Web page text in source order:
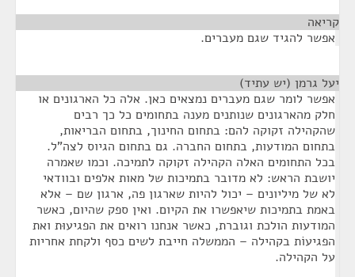
קריאה
אפשר להגיד שגם מעברים.
יעל גרמן (יש עתיד)
אפשר לומר שגם מעברים נמצאים כאן. אלה כל הארגונים או
חלק מהארגונים שנותנים מענה בתחומים כל כך רבים
שהקהילה זקוקה להם: בתחום החינוך, בתחום הבריאות,
בתחום המודעות, בתחום החברה. גם בתחום הגיוס לצה"ל.
בכל התחומים האלה הקהילה זקוקה לתמיכה. וכמו שאמרה
יושבת הראש: לא מדובר בתמיכות של מאות אלפים ובוודאי
לא של מיליונים – יכול להיות שארגון פה, ארגון שם – אלא
באמת בתמיכות שיאפשרו את הקיום. ואין ספק שהיום, כאשר
המודעות הולכת וגוברת, כאשר אנחנו רואים את הפגיעוּת ואת
הפגיעוֹת בקהילה – הממשלה חייבת לשים כסף ולקחת אחריות
על הקהילה.